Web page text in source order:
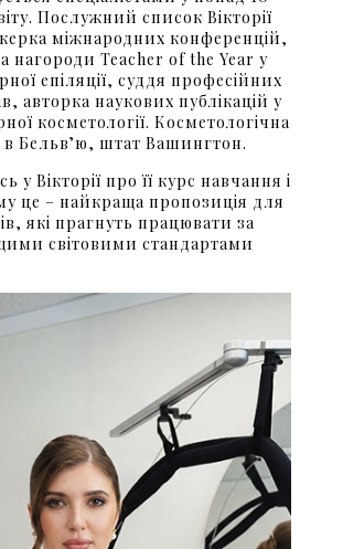
Послужний список Вікторії
міжнародних конференцій,
нагороди Teacher of the Year у
епіляції, суддя професійних
авторка наукових публікацій у
косметології. Косметологічна
в Бельвʼю, штат Вашингтон.
у Вікторії про її курс навчання і
це – найкраща пропозиція для
які прагнуть працювати за
світовими стандартами